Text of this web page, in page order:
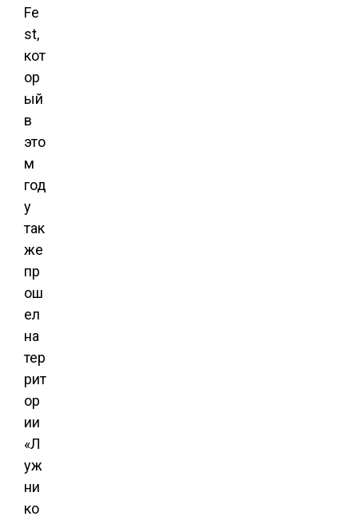
Fe
st,
кот
ор
ый
в
это
м
год
у
так
же
пр
ош
ел
на
тер
рит
ор
ии
«Л
уж
ни
ко